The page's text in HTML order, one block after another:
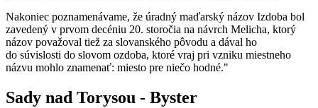
Nakoniec poznamenávame, že úradný maďarský názov Izdoba bol
zavedený v prvom decéniu 20. storočia na návrch Melicha, ktorý
názov považoval tiež za slovanského pôvodu a dával ho
do súvislosti do slovom ozdoba, ktoré vraj pri vzniku miestneho
názvu mohlo znamenať: miesto pre niečo hodné."
Sady nad Torysou - Byster